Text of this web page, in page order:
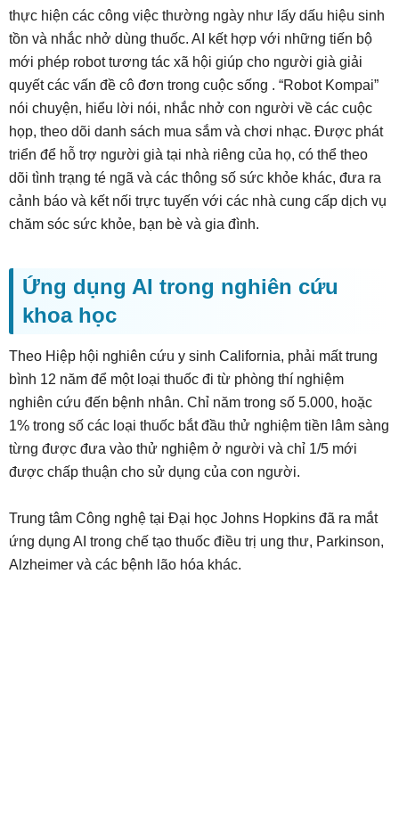
thực hiện các công việc thường ngày như lấy dấu hiệu sinh
tồn và nhắc nhở dùng thuốc. AI kết hợp với những tiến bộ
mới phép robot tương tác xã hội giúp cho người già giải
quyết các vấn đề cô đơn trong cuộc sống . “Robot Kompai”
nói chuyện, hiểu lời nói, nhắc nhở con người về các cuộc
họp, theo dõi danh sách mua sắm và chơi nhạc. Được phát
triển để hỗ trợ người già tại nhà riêng của họ, có thể theo
dõi tình trạng té ngã và các thông số sức khỏe khác, đưa ra
cảnh báo và kết nối trực tuyến với các nhà cung cấp dịch vụ
chăm sóc sức khỏe, bạn bè và gia đình.
Ứng dụng AI trong nghiên cứu
khoa học
Theo Hiệp hội nghiên cứu y sinh California, phải mất trung
bình 12 năm để một loại thuốc đi từ phòng thí nghiệm
nghiên cứu đến bệnh nhân. Chỉ năm trong số 5.000, hoặc
1% trong số các loại thuốc bắt đầu thử nghiệm tiền lâm sàng
từng được đưa vào thử nghiệm ở người và chỉ 1/5 mới
được chấp thuận cho sử dụng của con người.
Trung tâm Công nghệ tại Đại học Johns Hopkins đã ra mắt
ứng dụng AI trong chế tạo thuốc điều trị ung thư, Parkinson,
Alzheimer và các bệnh lão hóa khác.